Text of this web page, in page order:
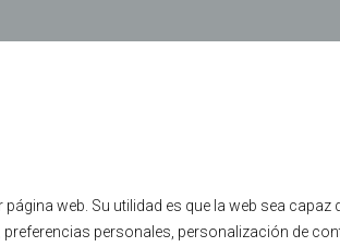
web. Su utilidad es que la web sea capaz
personales, personalización de